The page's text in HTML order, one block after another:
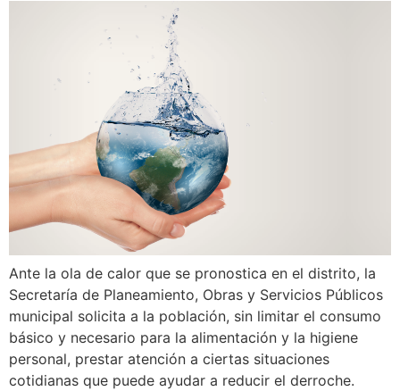
Ante la ola de calor que se pronostica en el distrito, la
Secretaría de Planeamiento, Obras y Servicios Públicos
municipal solicita a la población, sin limitar el consumo
básico y necesario para la alimentación y la higiene
personal, prestar atención a ciertas situaciones
cotidianas que puede ayudar a reducir el derroche.